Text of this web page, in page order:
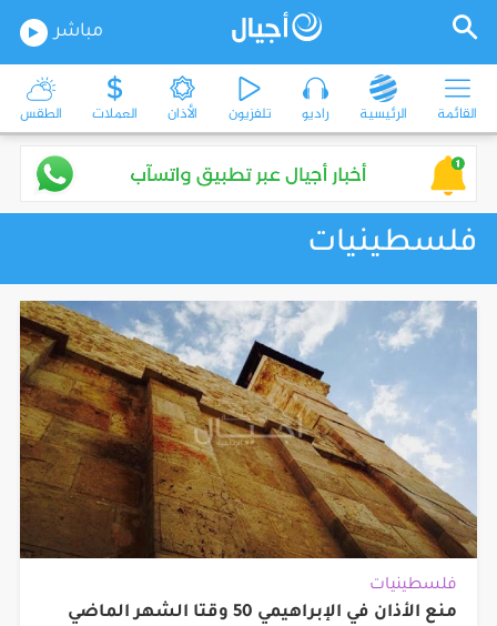
مباشر
القائمة الرئيسية راديو تلفزيون الأذان العملات الطقس
فلسطينيات
فلسطينيات
منع الأذان في الإبراهيمي 50 وقتا الشهر الماضي